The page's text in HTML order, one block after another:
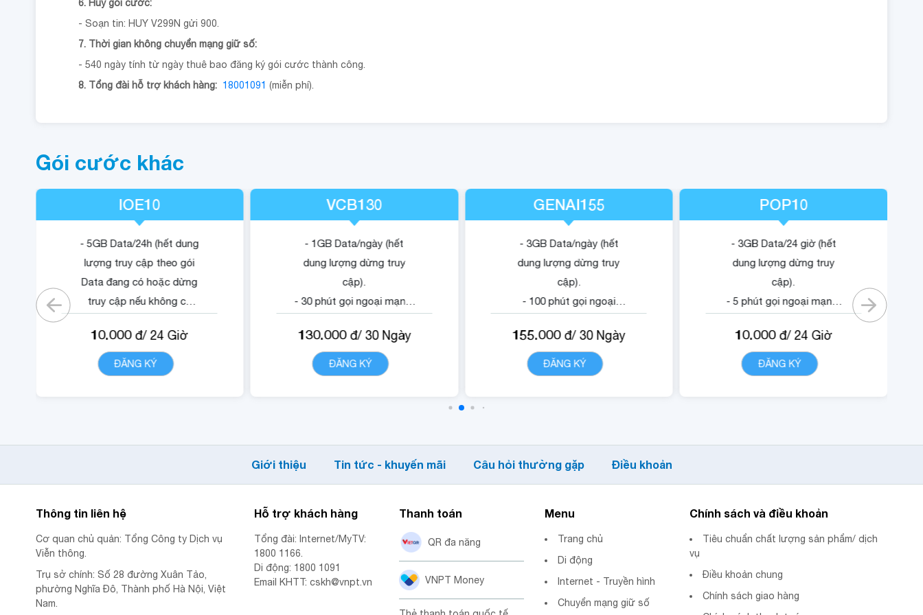
6. Hủy gói cước:
- Soạn tin: HUY V299N gửi 900.
7. Thời gian không chuyển mạng giữ số:
- 540 ngày tính từ ngày thuê bao đăng ký gói cước thành công.
8. Tổng đài hỗ trợ khách hàng: 18001091 (miễn phí).
Gói cước khác
IOE10
- 5GB Data/24h (hết dung
lượng truy cập theo gói
Data đang có hoặc dừng
truy cập nếu không có
- 05 phút ngoại mạng .
- Không tính cước cuộc
gọi nội mạng di động
10.000đ/ 24 Giờ
ĐĂNG KÝ
VCB130
- 1GB Data/ngày (hết
dung lượng dừng truy
cập).
- 30 phút gọi ngoại mạng.
mạng VNP.
- Quyền lợi sử dụng nội
dung dịch vụ VNPT
130.000đ/ 30 Ngày
CHI TIẾT ĐĂNG KÝ
GENAI155
- 3GB Data/ngày (hết
dung lượng dừng truy
cập).
- 100 phút gọi ngoại
- 1500 phút gọi di động nội
mạng VinaPhone.
- Miễn phí data truy cập
155.000đ/ 30 Ngày
CHI TIẾT ĐĂNG KÝ
POP10
- 3GB Data/24 giờ (hết
dung lượng dừng truy
cập).
- 5 phút gọi ngoại mạng.
gọi nội mạng di động
VinaPhone dưới 20 phút
(tối đa 1440 phút).
10.000đ/ 24 Giờ
CHI TIẾT ĐĂNG KÝCHI TIẾT
Giới thiệu Tin tức - khuyến mãi Câu hỏi thường gặp Điều khoản
Thông tin liên hệ
Cơ quan chủ quản: Tổng Công ty Dịch vụ
Viễn thông.
Trụ sở chính: Số 28 đường Xuân Tảo,
phường Nghĩa Đô, Thành phố Hà Nội, Việt
Nam.
Hỗ trợ khách hàng
Tổng đài: Internet/MyTV:
1800 1166.
Di động: 1800 1091
Email KHTT: cskh@vnpt.vn
Thanh toán
QR đa năng
VNPT Money
Menu
Trang chủ
Di động
Internet - Truyền hình
Chuyển mạng giữ số
Chính sách và điều khoản
Tiêu chuẩn chất lượng sản phẩm/ dịch
vụ
Điều khoản chung
Chính sách giao hàng